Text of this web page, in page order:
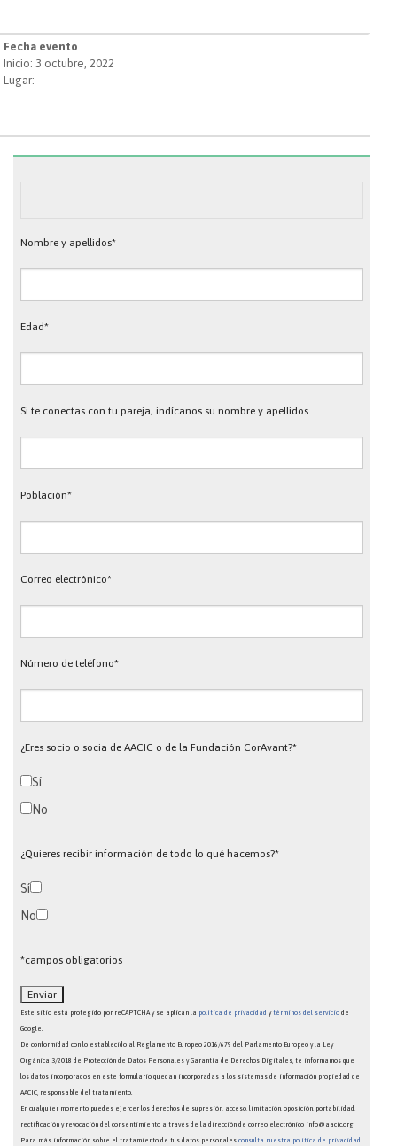
Fecha evento
Inicio: 3 octubre, 2022
Lugar:
Nombre y apellidos*
Edad*
Si te conectas con tu pareja, indícanos su nombre y apellidos
Población*
Correo electrónico*
Número de teléfono*
¿Eres socio o socia de AACIC o de la Fundación CorAvant?*
Sí
No
¿Quieres recibir información de todo lo qué hacemos?*
Sí
No
*campos obligatorios
Este sitio está protegido por reCAPTCHA y se aplican la política de privacidad ytérminos del servicio de
Google.
De conformidad con lo establecido al Reglamento Europeo 2016/679 del Parlamento Europeo y la Ley
Orgánica 3/2018 de Protección de Datos Personales y Garantía de Derechos Digitales, te informamos que
los datos incorporados en este formulario quedan incorporadas a los sistemas de información propiedad de
AACIC, responsable del tratamiento.
En cualquier momento puedes ejercer los derechos de supresión, acceso, limitación, oposición, portabilidad,
rectificación y revocación del consentimiento a través de la dirección de correo electrónico info@aacic.org
Para más información sobre el tratamiento de tus datos personales consulta nuestra política de privacidad